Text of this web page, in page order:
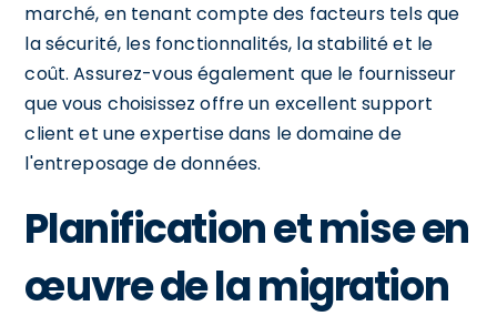
marché, en tenant compte des facteurs tels que
la sécurité, les fonctionnalités, la stabilité et le
coût. Assurez-vous également que le fournisseur
que vous choisissez offre un excellent support
client et une expertise dans le domaine de
l'entreposage de données.
Planification et mise en
œuvre de la migration